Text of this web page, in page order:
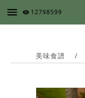
12798599
美味食譜 /